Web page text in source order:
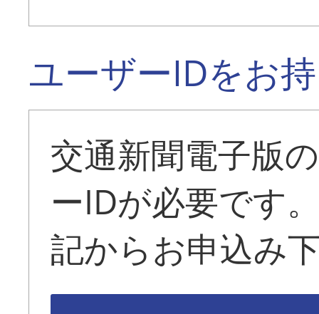
ユーザーIDをお
交通新聞電子版
ーIDが必要です
記からお申込み